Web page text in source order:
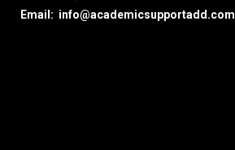
Email: info@academicsupportadd.com